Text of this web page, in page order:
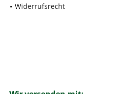
Widerrufsrecht